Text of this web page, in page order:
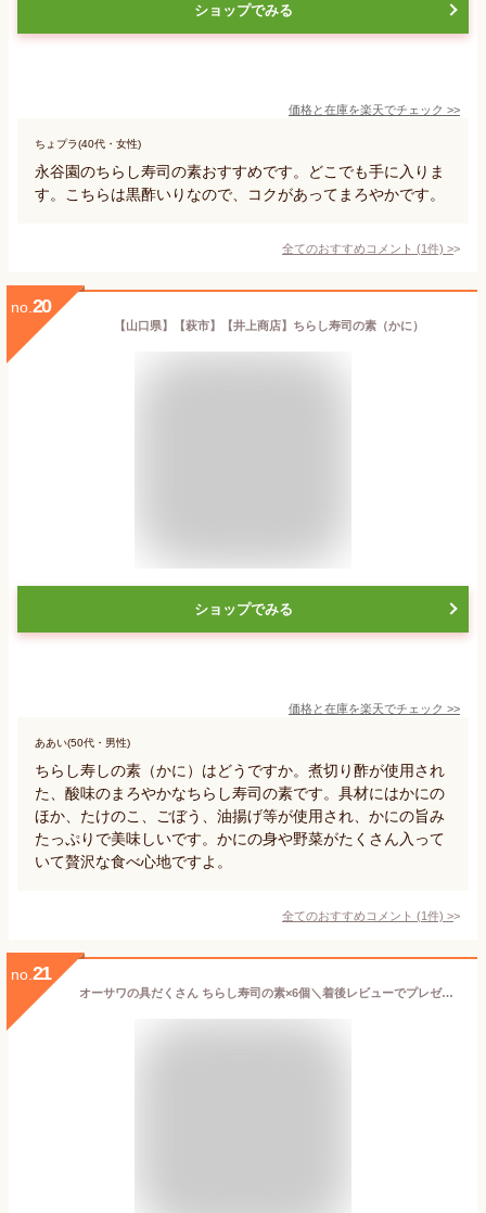
ショップでみる
価格と在庫を楽天でチェック >>
ちょプラ(40代・女性)
永谷園のちらし寿司の素おすすめです。どこでも手に入りま
す。こちらは黒酢いりなので、コクがあってまろやかです。
全てのおすすめコメント (1件) >
no. 20
【山口県】【萩市】【井上商店】ちらし寿司の素（かに）
ショップでみる
価格と在庫を楽天でチェック >>
ああい(50代・男性)
ちらし寿しの素（かに）はどうですか。煮切り酢が使用され
た、酸味のまろやかなちらし寿司の素です。具材にはかにの
ほか、たけのこ、ごぼう、油揚げ等が使用され、かにの旨み
たっぷりで美味しいです。かにの身や野菜がたくさん入って
いて贅沢な食べ心地ですよ。
全てのおすすめコメント (1件) >
no. 21
オーサワの具だくさん ちらし寿司の素×6個＼着後レビューでプレゼント有！／